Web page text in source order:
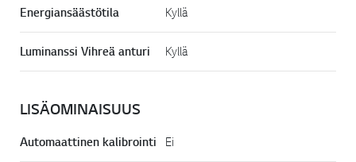
Energiansäästötila Kyllä
Luminanssi Vihreä anturi Kyllä
LISÄOMINAISUUS
Automaattinen kalibrointi Ei